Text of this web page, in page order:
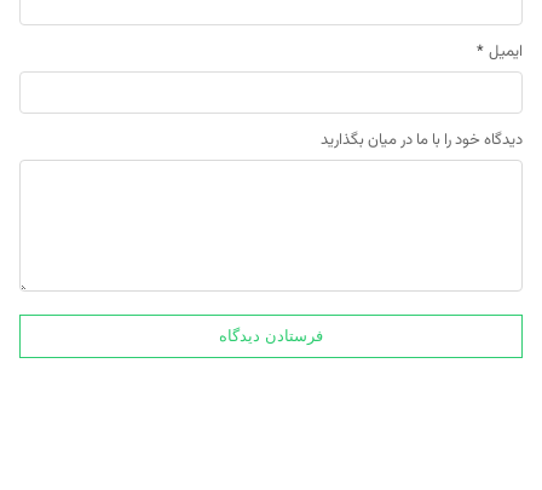
ایمیل *
دیدگاه خود را با ما در میان بگذارید